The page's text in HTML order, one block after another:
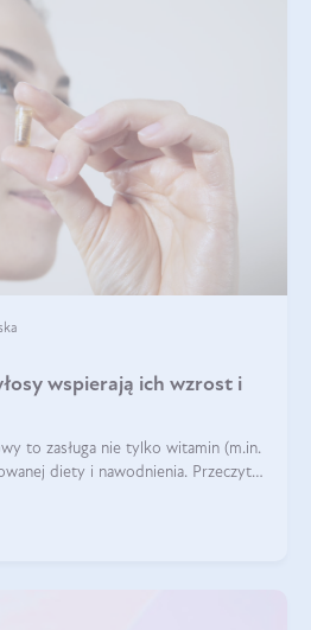
wspierają ich wzrost i
to zasługa nie tylko witamin (m.in.
diety i nawodnienia. Przeczytaj